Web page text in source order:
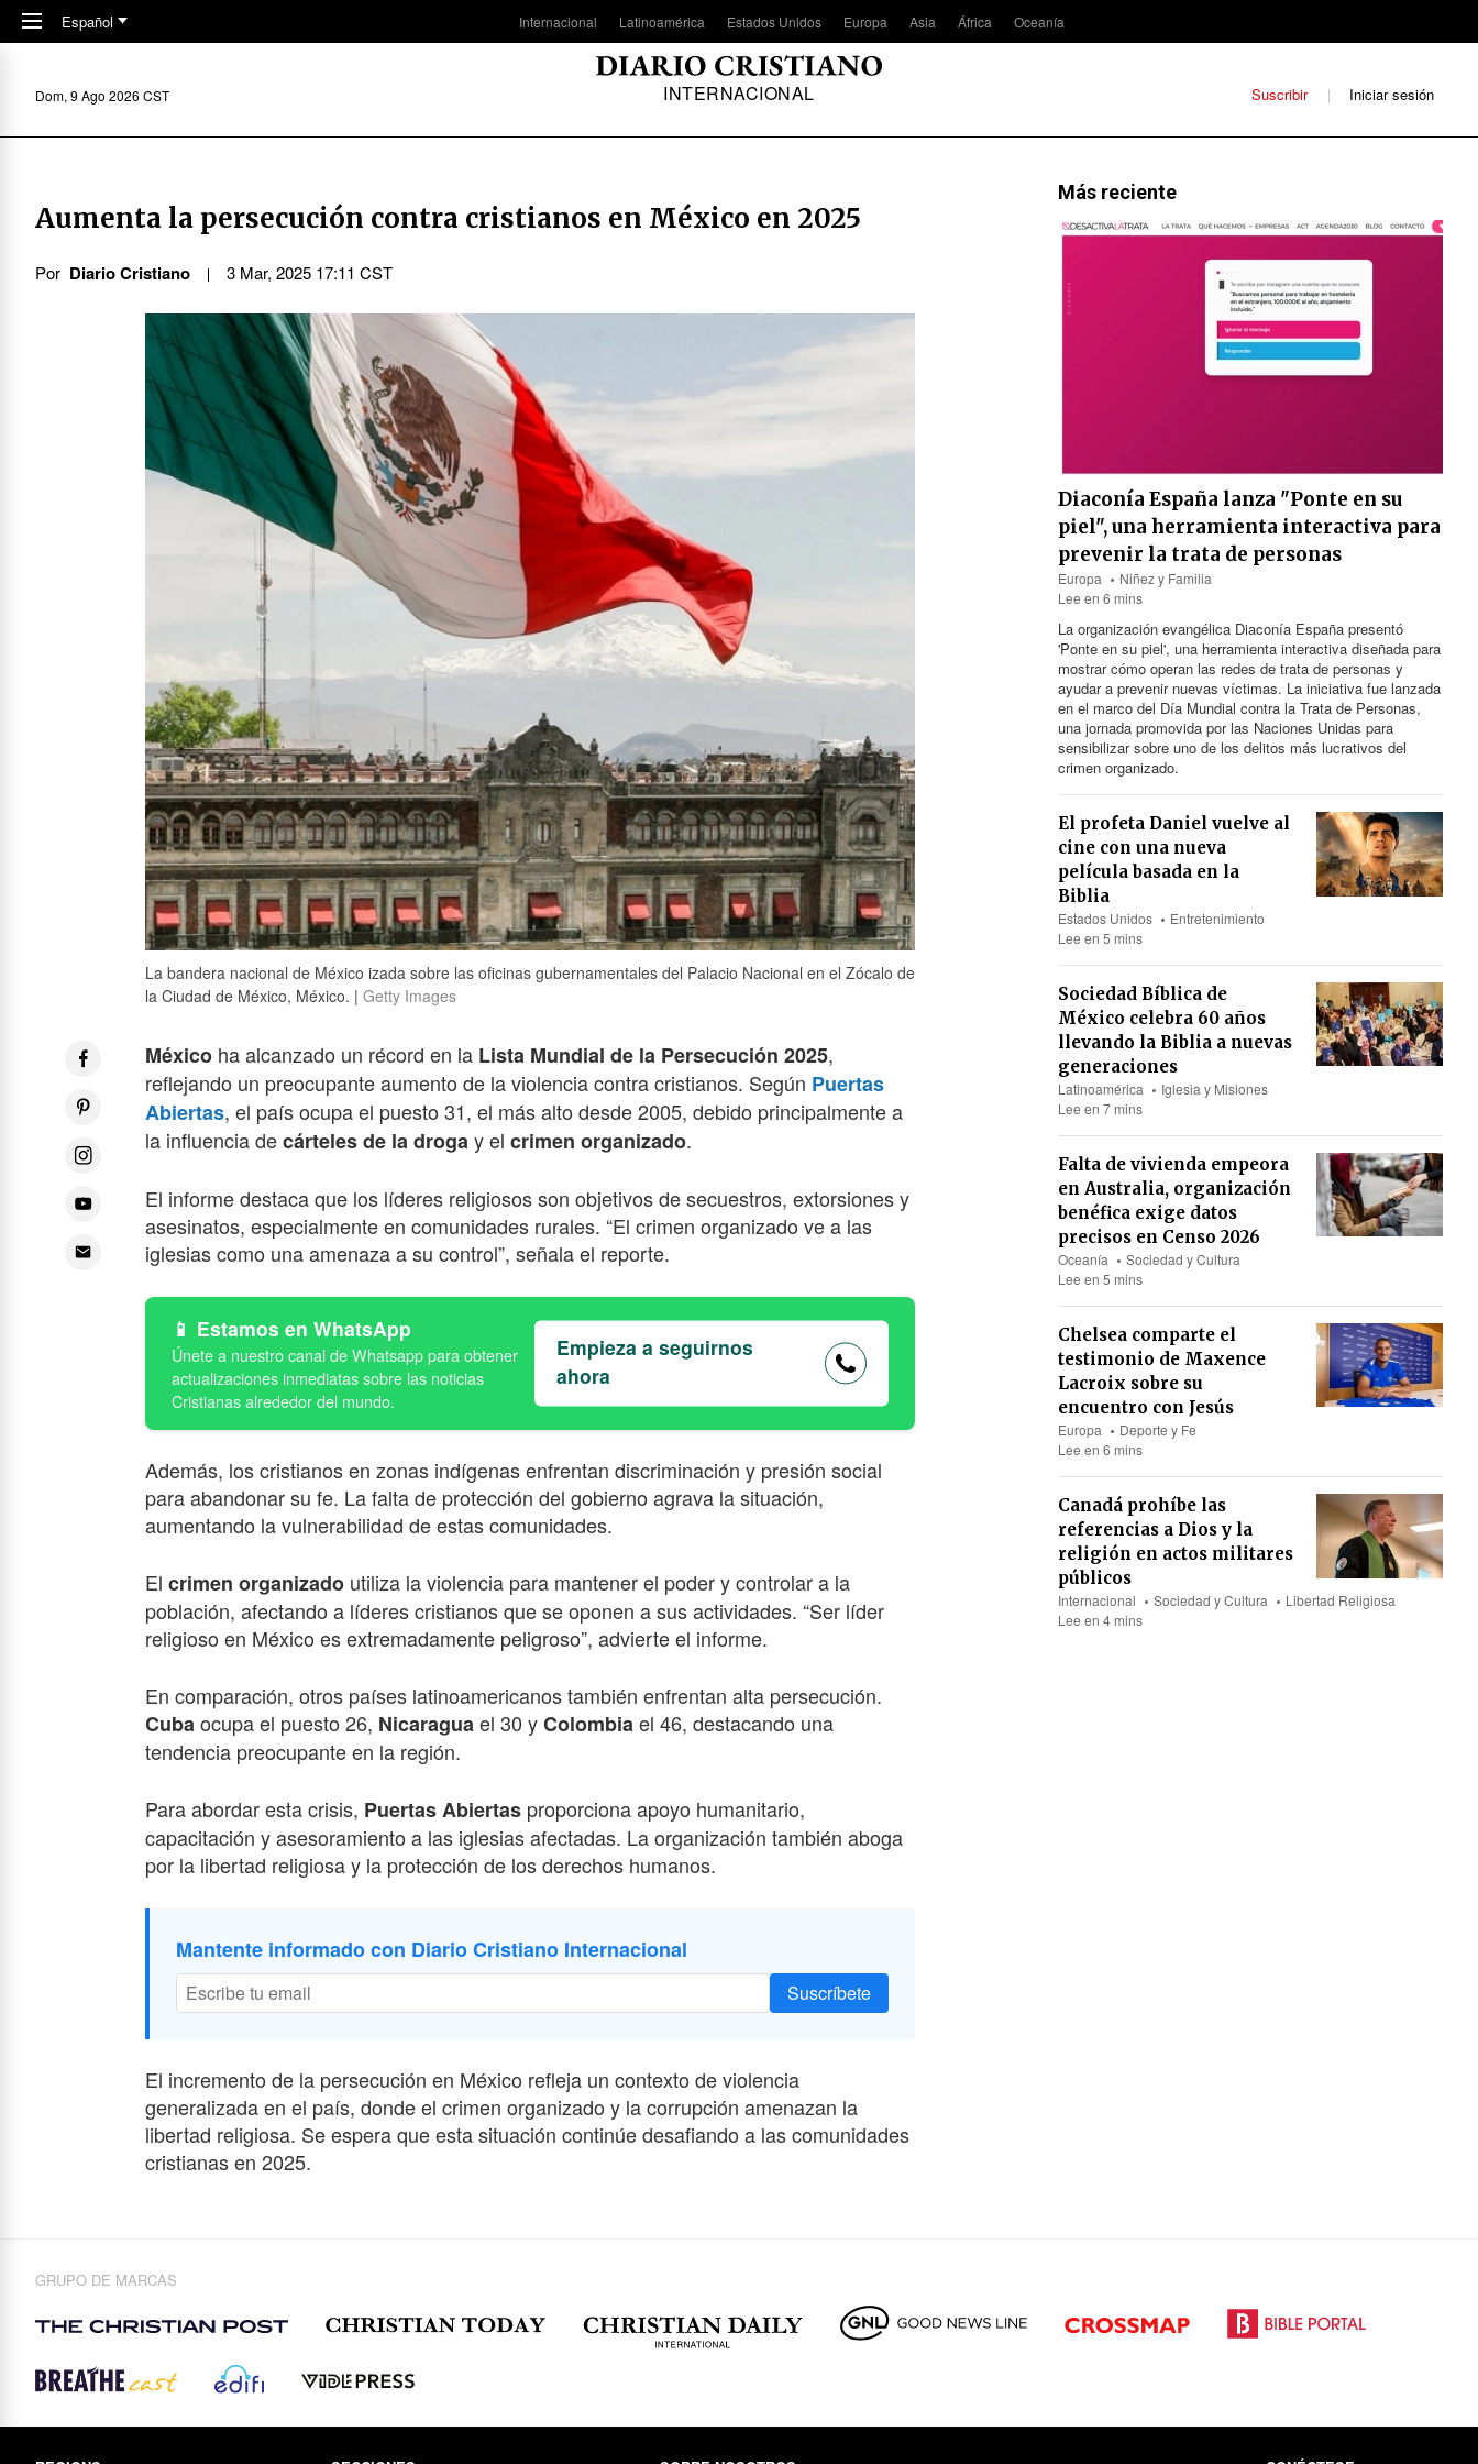
Skip to main content
Español Internacional Latinoamérica Estados Unidos Europa Asia África Oceanía
INTERNACIONAL
Dom, 9 Ago 2026 CST Suscribir Iniciar sesión
Aumenta la persecución contra cristianos en México en 2025
Por Diario Cristiano 3 Mar, 2025 17:11 CST
La bandera nacional de México izada sobre las oficinas gubernamentales del Palacio Nacional en el Zócalo de
la Ciudad de México, México. | Getty Images
México ha alcanzado un récord en la Lista Mundial de la Persecución 2025,
reflejando un preocupante aumento de la violencia contra cristianos. Según Puertas
Abiertas, el país ocupa el puesto 31, el más alto desde 2005, debido principalmente a
la influencia decárteles de la drogay el crimen organizado.
El informe destaca que los líderes religiosos son objetivos de secuestros, extorsiones y
asesinatos, especialmente en comunidades rurales. “El crimen organizado ve a las
iglesias como una amenaza a su control”, señala el reporte.
Estamos en WhatsApp
Empieza a seguirnos
ahora
Además, los cristianos en zonas indígenas enfrentan discriminación y presión social
para abandonar su fe. La falta de protección del gobierno agrava la situación,
aumentando la vulnerabilidad de estas comunidades.
El crimen organizado utiliza la violencia para mantener el poder y controlar a la
población, afectando a líderes cristianos que se oponen a sus actividades. “Ser líder
religioso en México es extremadamente peligroso”, advierte el informe.
En comparación, otros países latinoamericanos también enfrentan alta persecución.
Cubaocupa el puesto 26, Nicaraguael 30 yColombiael 46, destacando una
tendencia preocupante en la región.
Para abordar esta crisis, Puertas Abiertas proporciona apoyo humanitario,
capacitación y asesoramiento a las iglesias afectadas. La organización también aboga
por la libertad religiosa y la protección de los derechos humanos.
Mantente informado con Diario Cristiano Internacional
Suscríbete
El incremento de la persecución en México refleja un contexto de violencia
generalizada en el país, donde el crimen organizado y la corrupción amenazan la
libertad religiosa. Se espera que esta situación continúe desafiando a las comunidades
cristianas en 2025.
Más reciente
Diaconía España lanza "Ponte en su
piel", una herramienta interactiva para
prevenir la trata de personas
Europa
Niñez y Familia
Lee en 6 mins
La organización evangélica Diaconía España presentó
'Ponte en su piel', una herramienta interactiva diseñada para
mostrar cómo operan las redes de trata de personas y
ayudar a prevenir nuevas víctimas. La iniciativa fue lanzada
en el marco del Día Mundial contra la Trata de Personas,
una jornada promovida por las Naciones Unidas para
sensibilizar sobre uno de los delitos más lucrativos del
crimen organizado.
El profeta Daniel vuelve al
cine con una nueva
película basada en la
Biblia
Estados Unidos
Entretenimiento
Lee en 5 mins
Sociedad Bíblica de
México celebra 60 años
llevando la Biblia a nuevas
generaciones
Latinoamérica
Iglesia y Misiones
Lee en 7 mins
Falta de vivienda empeora
en Australia, organización
benéfica exige datos
precisos en Censo 2026
Oceanía
Sociedad y Cultura
Lee en 5 mins
Chelsea comparte el
testimonio de Maxence
Lacroix sobre su
encuentro con Jesús
Europa
Deporte y Fe
Lee en 6 mins
Canadá prohíbe las
referencias a Dios y la
religión en actos militares
públicos
Internacional Sociedad y Cultura
Libertad Religiosa
Lee en 4 mins
GRUPO DE MARCAS